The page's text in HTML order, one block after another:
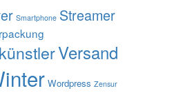
Smartphone Streamer
Versand
Wordpress Zensur